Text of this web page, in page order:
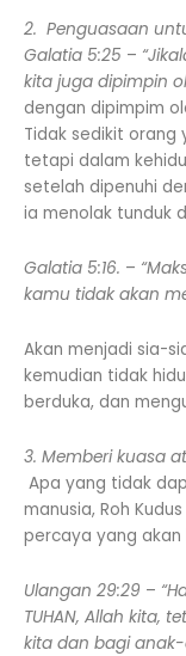
2. Penguasaan
Galatia 5:25 –
kita juga dipimpin
dengan dipimpim
Tidak sedikit orang
tetapi dalam
setelah dipenuhi
ia menolak tunduk
Galatia 5:16. –
kamu tidak akan
Akan menjadi sia-
kemudian tidak
berduka, dan
3. Memberi kuasa
Apa yang tidak
manusia, Roh
percaya yang akan
Ulangan 29:29 –
TUHAN, Allah kita,
kita dan bagi